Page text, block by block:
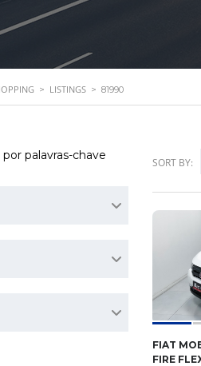
> LISTINGS > 81990
SORT BY:
FIAT
FIRE